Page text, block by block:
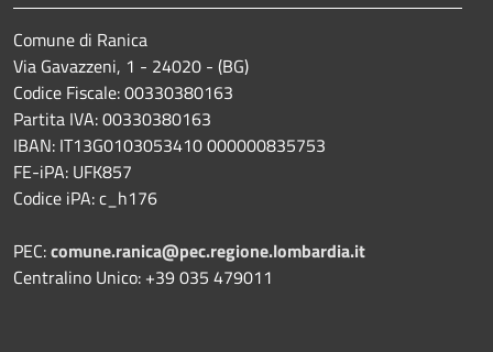
Comune di Ranica
Via Gavazzeni, 1 - 24020 - (BG)
Codice Fiscale: 00330380163
Partita IVA: 00330380163
IBAN: IT13G0103053410 000000835753
FE-iPA: UFK857
Codice iPA: c_h176
PEC:comune.ranica@pec.regione.lombardia.it
Centralino Unico: +39 035 479011